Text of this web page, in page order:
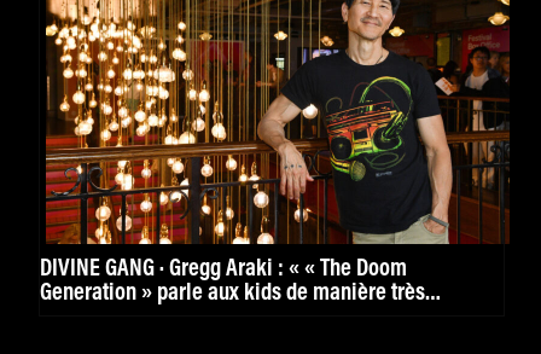
DIVINE GANG · Gregg Araki : « « The Doom
Generation » parle aux kids de manière très